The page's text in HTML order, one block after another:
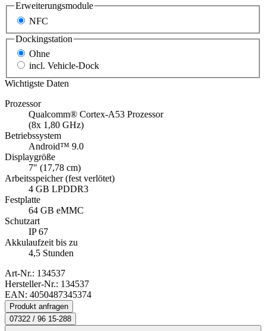
Erweiterungsmodule
NFC
Dockingstation
Ohne
incl. Vehicle-Dock
Wichtigste Daten
Prozessor
Qualcomm® Cortex-A53 Prozessor
(8x 1,80 GHz)
Betriebssystem
Android™ 9.0
Displaygröße
7" (17,78 cm)
Arbeitsspeicher (fest verlötet)
4 GB LPDDR3
Festplatte
64 GB eMMC
Schutzart
IP 67
Akkulaufzeit bis zu
4,5 Stunden
Art-Nr.: 134537
Hersteller-Nr.: 134537
EAN: 4050487345374
Produkt anfragen
07322 / 96 15-288